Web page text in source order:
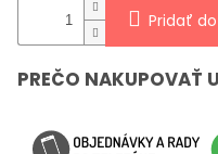
Pridať
PREČO NAKUPOVAŤ